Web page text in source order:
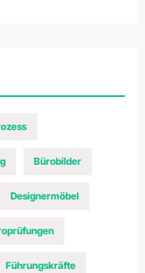
Bürobilder
Designermöbel
Führungskräfte